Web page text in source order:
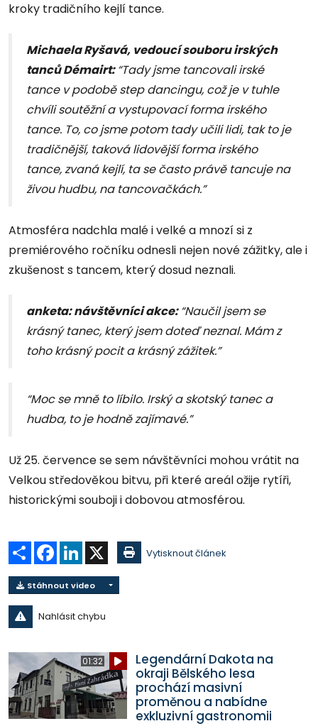
kroky tradičního kejlí tance.
Michaela Ryšavá, vedoucí souboru irských
tanců Démairt:“Tady jsme tancovali irské
tance v podobě step dancingu, což je v tuhle
chvíli soutěžní a vystupovací forma irského
tance. To, co jsme potom tady učili lidi, tak to je
tradičnější, taková lidovější forma irského
tance, zvaná kejlí, ta se často právě tancuje na
živou hudbu, na tancovačkách.”
Atmosféra nadchla malé i velké a mnozí si z
premiérového ročníku odnesli nejen nové zážitky, ale i
zkušenost s tancem, který dosud neznali.
anketa: návštěvníci akce:“Naučil jsem se
krásný tanec, který jsem doteď neznal. Mám z
toho krásný pocit a krásný zážitek.”
“Moc se mně to líbilo. Irský a skotský tanec a
hudba, to je hodně zajímavé.”
Už 25. července se sem návštěvníci mohou vrátit na
Velkou středověkou bitvu, při které areál ožije rytíři,
historickými souboji i dobovou atmosférou.
Sdílet Facebook
LinkedIn Vytisknout článek
Stáhnout video
Nahlásit chybu
01:32
Legendární Dakota na
okraji Bělského lesa
prochází masivní
proměnou a nabídne
exkluzivní gastronomii